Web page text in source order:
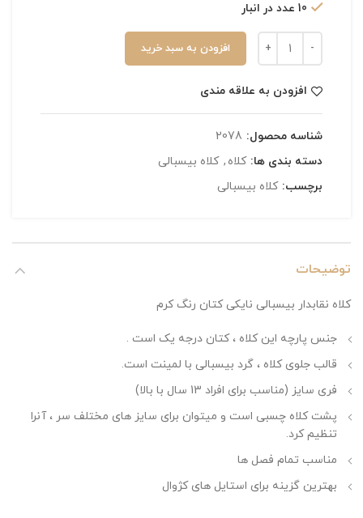
10 عدد در انبار
افزودن به سبد خرید
افزودن به علاقه مندی
شناسه محصول: 2078
دسته بندی ها: کلاه , کلاه بیسبالی
برچسب: کلاه بیسبالی
توضیحات
کلاه نقابدار بیسبالی نایکی کتان رنگ کرم
جنس پارچه این کلاه ، کتان درجه یک است .
قالب جلوی کلاه ، گرد بیسبالی با لمینت است.
فری سایز (مناسب برای افراد 13 سال با بالا)
پشت کلاه چسبی است و میتوان برای سایز های مختلف سر ، آنرا
تنظیم کرد.
مناسب تمام فصل ها
بهترین گزینه برای استایل های کژوال